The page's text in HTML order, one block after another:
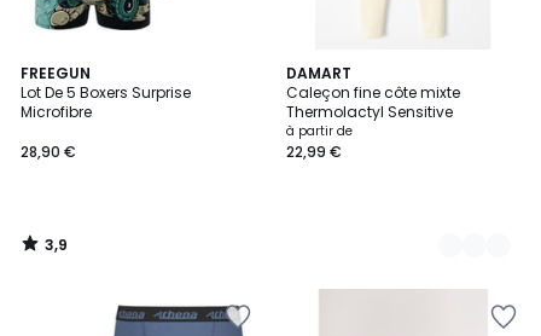
FREEGUN
Lot De 5 Boxers Surprise
Microfibre
28,90 €
3,9
/ 5
3,9
/
DAMART
Caleçon fine côte mixte
Thermolactyl Sensitive
à partir de
22,99 €
4
Couleurs